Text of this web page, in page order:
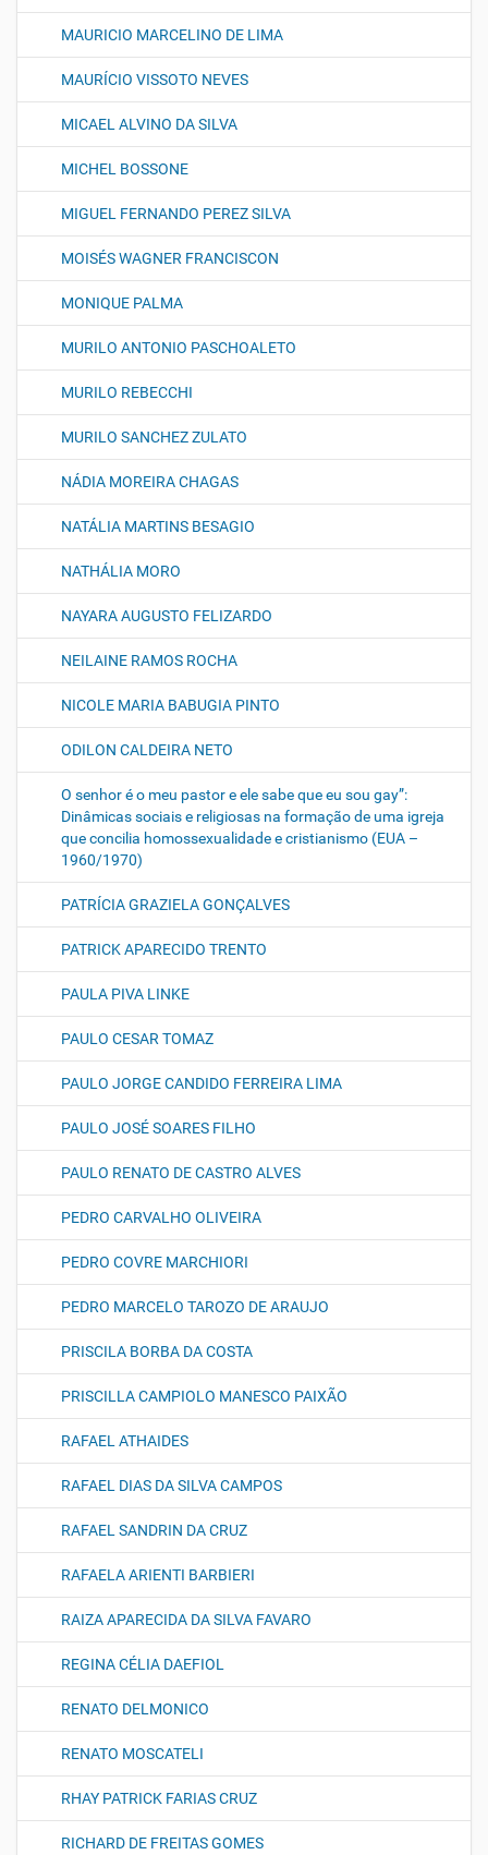
MAURICIO MARCELINO DE LIMA
MAURÍCIO VISSOTO NEVES
MICAEL ALVINO DA SILVA
MICHEL BOSSONE
MIGUEL FERNANDO PEREZ SILVA
MOISÉS WAGNER FRANCISCON
MONIQUE PALMA
MURILO ANTONIO PASCHOALETO
MURILO REBECCHI
MURILO SANCHEZ ZULATO
NÁDIA MOREIRA CHAGAS
NATÁLIA MARTINS BESAGIO
NATHÁLIA MORO
NAYARA AUGUSTO FELIZARDO
NEILAINE RAMOS ROCHA
NICOLE MARIA BABUGIA PINTO
ODILON CALDEIRA NETO
O senhor é o meu pastor e ele sabe que eu sou gay”:
Dinâmicas sociais e religiosas na formação de uma igreja
que concilia homossexualidade e cristianismo (EUA –
1960/1970)
PATRÍCIA GRAZIELA GONÇALVES
PATRICK APARECIDO TRENTO
PAULA PIVA LINKE
PAULO CESAR TOMAZ
PAULO JORGE CANDIDO FERREIRA LIMA
PAULO JOSÉ SOARES FILHO
PAULO RENATO DE CASTRO ALVES
PEDRO CARVALHO OLIVEIRA
PEDRO COVRE MARCHIORI
PEDRO MARCELO TAROZO DE ARAUJO
PRISCILA BORBA DA COSTA
PRISCILLA CAMPIOLO MANESCO PAIXÃO
RAFAEL ATHAIDES
RAFAEL DIAS DA SILVA CAMPOS
RAFAEL SANDRIN DA CRUZ
RAFAELA ARIENTI BARBIERI
RAIZA APARECIDA DA SILVA FAVARO
REGINA CÉLIA DAEFIOL
RENATO DELMONICO
RENATO MOSCATELI
RHAY PATRICK FARIAS CRUZ
RICHARD DE FREITAS GOMES